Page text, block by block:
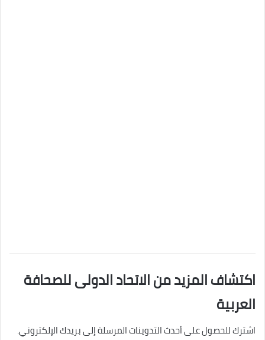
اكتشاف المزيد من الاتحاد الدولى للصحافة
العربية
اشترك للحصول على أحدث التدوينات المرسلة إلى بريدك الإلكتروني.